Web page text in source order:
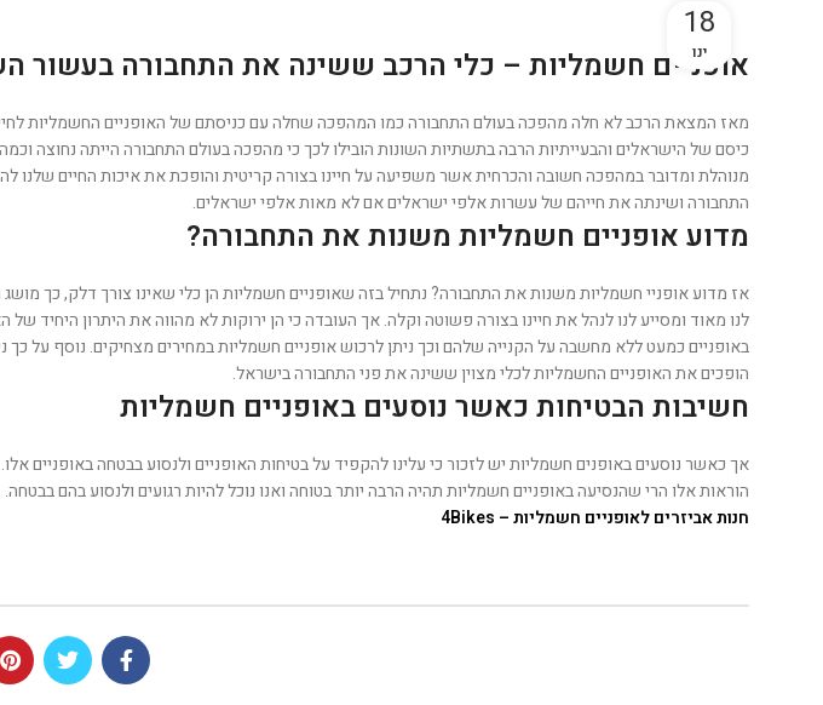
18
ינו
אופניים חשמליות – כלי הרכב ששינה את התחבורה בעשור
מאז המצאת הרכב לא חלה מהפכה בעולם התחבורה כמו המהפכה שחלה עם כניסתם של האופניים החשמליות
כיסם של הישראלים והבעייתיות הרבה בתשתיות השונות הובילו לכך כי מהפכה בעולם התחבורה הייתה נחוצה
מנוהלת ומדובר במהפכה חשובה והכרחית אשר משפיעה על חיינו בצורה קריטית והופכת את איכות החיים שלנו
התחבורה ושינתה את חייהם של עשרות אלפי ישראלים אם לא מאות אלפי ישראלים.
מדוע אופניים חשמליות משנות את התחבורה?
אז מדוע אופניי חשמליות משנות את התחבורה? נתחיל בזה שאופניים חשמליות הן כלי שאינו צורך דלק, כך
לנו מאוד ומסייע לנו לנהל את חיינו בצורה פשוטה וקלה. אך העובדה כי הן ירוקות לא מהווה את היתרון היחיד
באופניים כמעט ללא מחשבה על הקנייה שלהם וכך ניתן לרכוש אופניים חשמליות במחירים מצחיקים. נוסף על
הופכים את האופניים החשמליות לכלי מצוין ששינה את פני התחבורה בישראל.
חשיבות הבטיחות כאשר נוסעים באופניים חשמליות
הוראות אלו הרי שהנסיעה באופניים חשמליות תהיה הרבה יותר בטוחה ואנו נוכל להיות רגועים ולנסוע בהם בבטחה.
חנות אביזרים לאופניים חשמליות – 4Bikes